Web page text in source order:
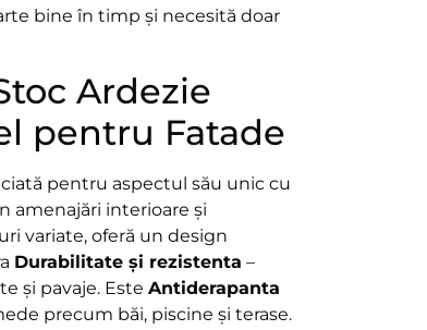
bine în timp și necesită doar
Ardezie
pentru Fatade
pentru aspectul său unic cu
amenajări interioare și
variate, oferă un design
Durabilitate și rezistenta –
și pavaje. Este Antiderapanta
precum băi, piscine și terase.